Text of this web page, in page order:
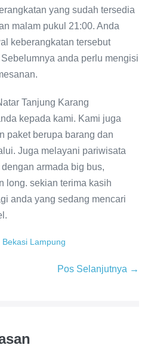
yang sudah tersedia
malam pukul 21:00. Anda
keberangkatan tersebut
anda perlu mengisi
Tanjung Karang
kepada kami. Kami juga
paket berupa barang dan
Juga melayani pariwisata
armada big bus,
long. sekian terima kasih
anda yang sedang mencari
Bekasi Lampung
Pos Selanjutnya →